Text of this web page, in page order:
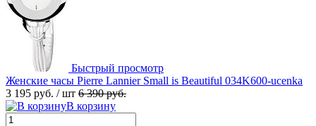
Быстрый просмотр
Женские часы Pierre Lannier Small is Beautiful 034K600-ucenka
3 195 руб. / шт 6 390 руб.
В корзину